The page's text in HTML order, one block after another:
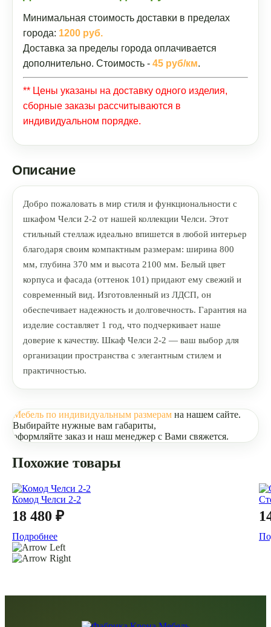
Минимальная стоимость доставки в пределах
города: 1200 руб.
Доставка за пределы города оплачивается
дополнительно. Стоимость - 45 руб/км.
** Цены указаны на доставку одного изделия,
сборные заказы рассчитываются в
индивидуальном порядке.
Описание
Добро пожаловать в мир стиля и функциональности с
шкафом Челси 2-2 от нашей коллекции Челси. Этот
стильный стеллаж идеально впишется в любой интерьер
благодаря своим компактным размерам: ширина 800
мм, глубина 370 мм и высота 2100 мм. Белый цвет
корпуса и фасада (оттенок 101) придают ему свежий и
современный вид. Изготовленный из ЛДСП, он
обеспечивает надежность и долговечность. Гарантия на
изделие составляет 1 год, что подчеркивает наше
доверие к качеству. Шкаф Челси 2-2 — ваш выбор для
организации пространства с элегантным стилем и
практичностью.
Мебель по индивидуальным размерам на нашем сайте.
Выбирайте нужные вам габариты,
оформляйте заказ и наш менеджер с Вами свяжется.
Похожие товары
Комод Челси 2-2
18 480 ₽
Подробнее